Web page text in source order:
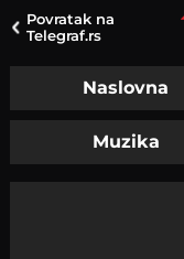
Povratak na
Telegraf.rs
Naslovna
Muzika